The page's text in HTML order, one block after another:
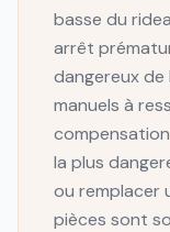
basse du
arrêt
dangereux de
manuels à
la plus
ou remplacer
pièces sont